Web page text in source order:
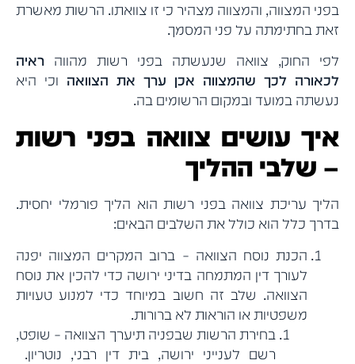
בפני המצווה, והמצווה מצהיר כי זו צוואתו. הרשות מאשרת
זאת בחתימתה על פני המסמך.
לפי החוק, צוואה שנעשתה בפני רשות מהווה ראיה
לכאורה לכך שהמצווה אכן ערך את הצוואה וכי היא
נעשתה במועד ובמקום הרשומים בה.
איך עושים צוואה בפני רשות
– שלבי ההליך
הליך עריכת צוואה בפני רשות הוא הליך פורמלי יחסית.
בדרך כלל הוא כולל את השלבים הבאים:
הכנת נוסח הצוואה – ברוב המקרים המצווה יפנה
לעורך דין המתמחה בדיני ירושה כדי להכין את נוסח
הצוואה. שלב זה חשוב במיוחד כדי למנוע טעויות
משפטיות או הוראות לא ברורות.
בחירת הרשות שבפניה תיערך הצוואה – שופט,
רשם לענייני ירושה, בית דין רבני, נוטריון.